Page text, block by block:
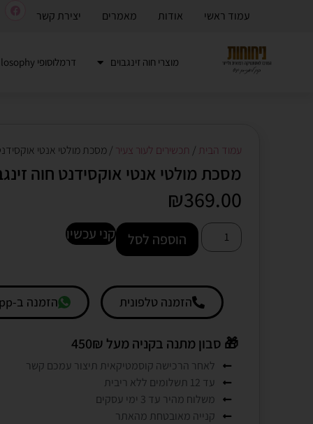
עמוד ראשי אודות מאמרים יצירת קשר
מוצרי חוה זינגבוים דרמלוסופי Dermalosophy
עמוד הבית / תכשירים לעור צעיר / מסכת מולטי אנטי
מסכת מולטי אנטי אוקסידנט חוה
₪369.00
הוספה לסל קני עכשיו
הזמנה טלפונית הזמנה ב-Whatsapp
🎁 סבון מתנה בקניה מעל 450₪
לאחר הרכישה קוסמטיקאית תיצור עמכם קשר
עד 12 תשלומים ללא ריבית
משלוח מהיר עד 3 ימי עסקים
קנייה מאובטחת מהאתר